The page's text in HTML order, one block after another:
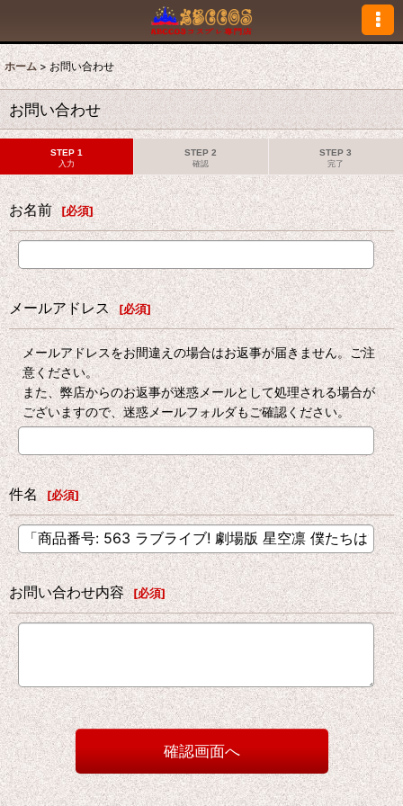
ホーム > お問い合わせ
お問い合わせ
STEP 1
入力
STEP 2
確認
STEP 3
完了
お名前 [必須]
メールアドレス [必須]
メールアドレスをお間違えの場合はお返事が届きません。ご注
意ください。
また、弊店からのお返事が迷惑メールとして処理される場合が
ございますので、迷惑メールフォルダもご確認ください。
件名 [必須]
お問い合わせ内容 [必須]
確認画面へ